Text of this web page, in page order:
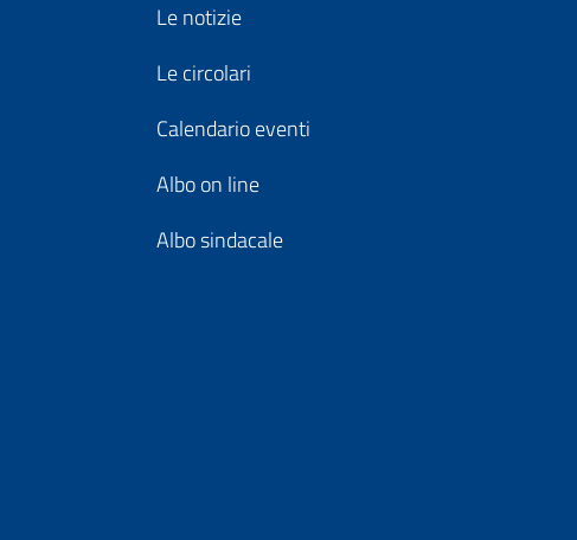
Le notizie
Le circolari
Calendario eventi
Albo on line
Albo sindacale